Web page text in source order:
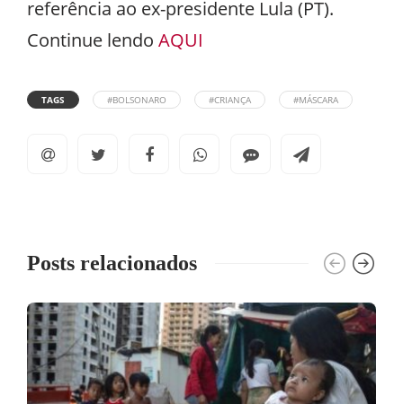
referência ao ex-presidente Lula (PT).
Continue lendo AQUI
TAGS #BOLSONARO #CRIANÇA #MÁSCARA
Posts relacionados